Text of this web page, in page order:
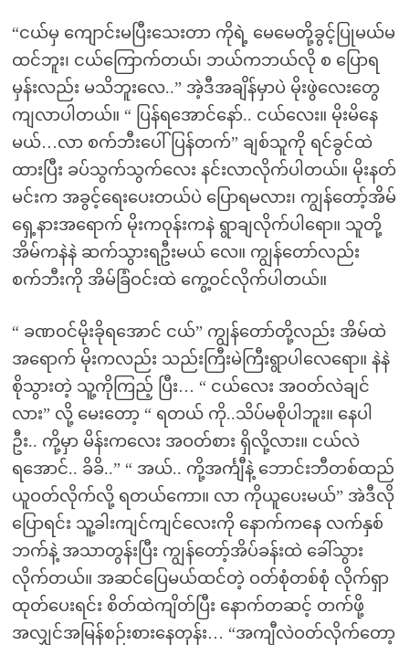
“ငယ်မှ ကျောင်းမပြီးသေးတာ ကိုရဲ့ မေမေတို့ခွင့်ပြုမယ်မ
ထင်ဘူး၊ ငယ်ကြောက်တယ်၊ ဘယ်ကဘယ်လို စ ပြောရ
မှန်းလည်း မသိဘူးလေ..” အဲ့ဒီအချိန်မှာပဲ မိုးဖွဲလေးတွေ
ကျလာပါတယ်။ “ ပြန်ရအောင်နော်.. ငယ်လေး။ မိုးမိနေ
မယ်…လာ စက်ဘီးပေါ်ပြန်တက်” ချစ်သူကို ရင်ခွင်ထဲ
ထားပြီး ခပ်သွက်သွက်လေး နင်းလာလိုက်ပါတယ်။ မိုးနတ်
မင်းက အခွင့်ရေးပေးတယ်ပဲ ပြောရမလား၊ ကျွန်တော့်အိမ်
ရှေ့နားအရောက် မိုးကဝုန်းကနဲ ရွာချလိုက်ပါရော။ သူတို့
အိမ်ကနဲနဲ ဆက်သွားရဦးမယ် လေ။ ကျွန်တော်လည်း
စက်ဘီးကို အိမ်ခြံဝင်းထဲ ကွေ့ဝင်လိုက်ပါတယ်။
“ ခဏဝင်မိုးခိုရအောင် ငယ်” ကျွန်တော်တို့လည်း အိမ်ထဲ
အရောက် မိုးကလည်း သည်းကြီးမဲကြီးရွာပါလေရော။ နဲနဲ
စိုသွားတဲ့ သူ့ကိုကြည့် ပြီး… “ ငယ်လေး အဝတ်လဲချင်
လား” လို့ မေးတော့ “ ရတယ် ကို..သိပ်မစိုပါဘူး။ နေပါ
ဦး.. ကို့မှာ မိန်းကလေး အဝတ်စား ရှိလို့လား။ ငယ်လဲ
ရအောင်.. ခိခိ..” “ အယ်.. ကို့အင်္ကျီနဲ့ ဘောင်းဘီတစ်ထည်
ယူဝတ်လိုက်လို့ ရတယ်ကော။ လာ ကိုယူပေးမယ်” အဲဒီလို
ပြောရင်း သူ့ခါးကျင်ကျင်လေးကို နောက်ကနေ လက်နှစ်
ဘက်နဲ့ အသာတွန်းပြီး ကျွန်တော့်အိပ်ခန်းထဲ ခေါ်သွား
လိုက်တယ်။ အဆင်ပြေမယ်ထင်တဲ့ ဝတ်စုံတစ်စုံ လိုက်ရှာ
ထုတ်ပေးရင်း စိတ်ထဲကျိတ်ပြီး နောက်တဆင့် တက်ဖို့
အလျှင်အမြန်စဉ်းစားနေတုန်း… “အကျီလဲဝတ်လိုက်တော့